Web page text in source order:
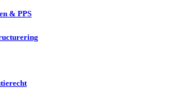
& PPS